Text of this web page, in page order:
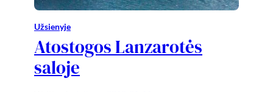
Užsienyje
Atostogos Lanzarotės
saloje